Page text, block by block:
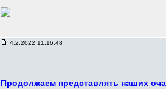
4.2.2022 11:16:48
Продолжаем представлять наших